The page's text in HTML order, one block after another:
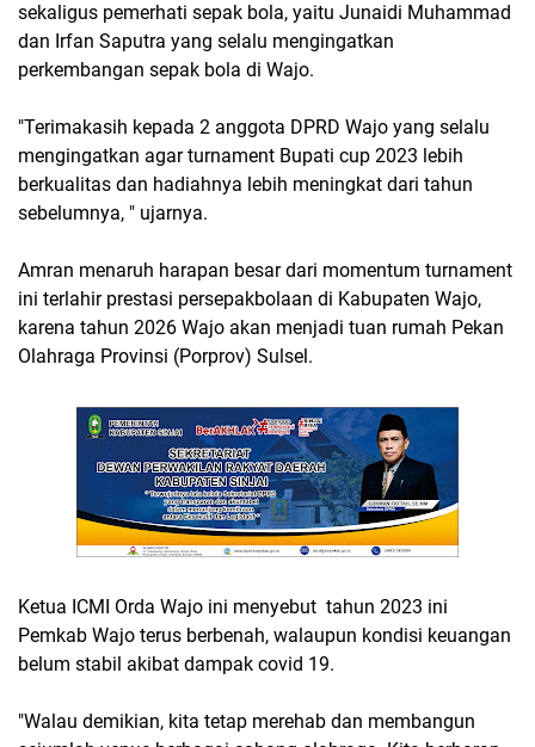
sekaligus pemerhati sepak bola, yaitu Junaidi Muhammad
dan Irfan Saputra yang selalu mengingatkan
perkembangan sepak bola di Wajo.
"Terimakasih kepada 2 anggota DPRD Wajo yang selalu
mengingatkan agar turnament Bupati cup 2023 lebih
berkualitas dan hadiahnya lebih meningkat dari tahun
sebelumnya, " ujarnya.
Amran menaruh harapan besar dari momentum turnament
ini terlahir prestasi persepakbolaan di Kabupaten Wajo,
karena tahun 2026 Wajo akan menjadi tuan rumah Pekan
Olahraga Provinsi (Porprov) Sulsel.
Ketua ICMI Orda Wajo ini menyebut tahun 2023 ini
Pemkab Wajo terus berbenah, walaupun kondisi keuangan
belum stabil akibat dampak covid 19.
"Walau demikian, kita tetap merehab dan membangun